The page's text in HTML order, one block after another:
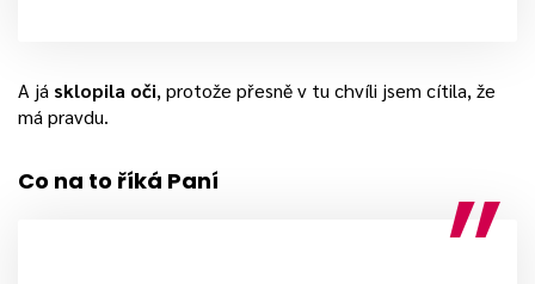
A já sklopila oči, protože přesně v tu chvíli jsem cítila, že
má pravdu.
Co na to říká Paní